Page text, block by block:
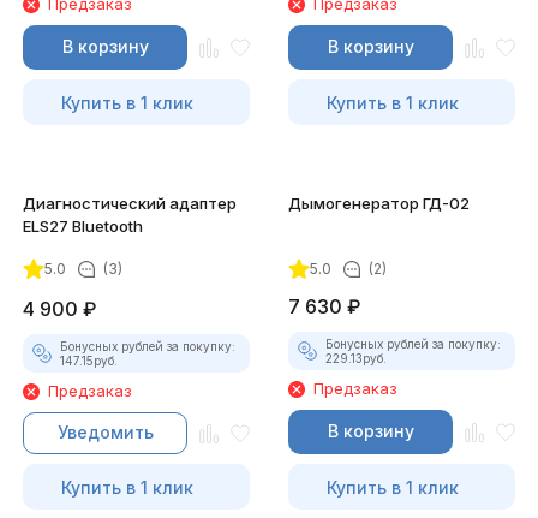
В корзину
Купить в 1 клик
В корзину
Купить в 1 клик
Диагностический адаптер
ELS27 Bluetooth
5.0 (3)
4 900 ₽
Бонусных рублей за покупку:
147.15руб.
Предзаказ
Уведомить
Купить в 1 клик
Дымогенератор ГД-02
5.0 (2)
7 630 ₽
Бонусных рублей за покупку:
229.13руб.
Предзаказ
В корзину
Купить в 1 клик